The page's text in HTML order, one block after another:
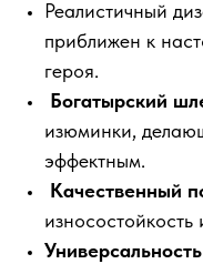
Реалистичный
приближен к
героя.
Богатырский
изюминки,
эффектным.
Качественный
износостойкость
Универсальность